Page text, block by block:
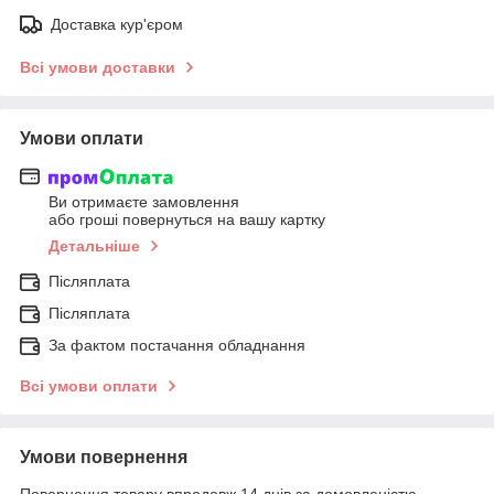
Доставка кур'єром
Всі умови доставки
Умови оплати
Ви отримаєте замовлення
або гроші повернуться на вашу картку
Детальніше
Післяплата
Післяплата
За фактом постачання обладнання
Всі умови оплати
Умови повернення